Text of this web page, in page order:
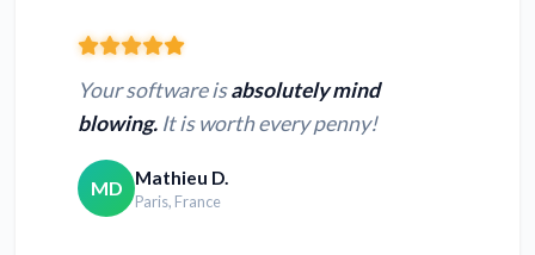
Your software isabsolutely mind
blowing. It is worth every penny!
MD Mathieu D.
Paris, France